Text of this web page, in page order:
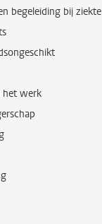
begeleiding bij ziekte
het werk